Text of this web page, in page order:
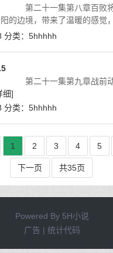
第八章百败将
的边境，带来了温暖的感觉
作物，金黄色的果实沉甸甸
分类： 5hhhhh
第九章战前动
细]
分类： 5hhhhh
1 2 3 4 5
下一页 共35页
Powered By 5H小说
广告 | 统计代码